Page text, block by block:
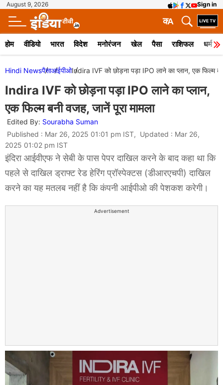
August 9, 2026 Sign in
A
क
होम वीडियो भारत विदेश मनोरंजन खेल पैसा राशिफल धर्म
Hindi NewsपैसाआईपीओIndira IVF को छोड़ना पड़ा IPO लाने का प्लान, एक फिल्म
Indira IVF को छोड़ना पड़ा IPO लाने का प्लान,
एक फिल्म बनी वजह, जानें पूरा मामला
Edited By: Sourabha Suman
Published : Mar 26, 2025 01:01 pm IST, Updated : Mar 26,
2025 01:02 pm IST
इंदिरा आईवीएफ ने सेबी के पास पेपर दाखिल करने के बाद कहा था कि
पहले से दाखिल ड्राफ्ट रेड हेरिंग प्रॉस्पेक्टस (डीआरएचपी) दाखिल
करने का यह मतलब नहीं है कि कंपनी आईपीओ की पेशकश करेगी।
Advertisement